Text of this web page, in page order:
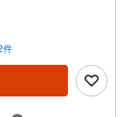
の営業を心がけて
い！◆他社様でご紹
ます。◆おまとめロ
ド系の借入・エア
です。◆お忙しいと
◆勤続年数が1年未満
件